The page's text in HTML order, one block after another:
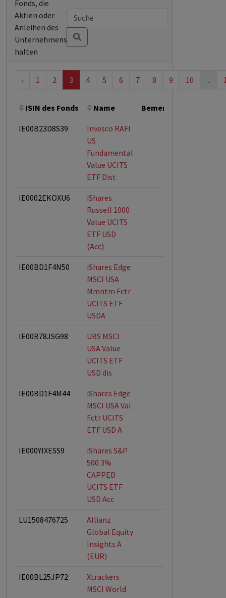
Fonds, die
Aktien oder
Anleihen des
Unternehmens
halten
‹ 1 2 3 4 5 6 7 8 9 10 ...
ISIN des Fonds Name Bemerkung
IE00B23D8S39
Invesco RAFI
US
Fundamental
Value UCITS
ETF Dist
IE0002EKOXU6
iShares
Russell 1000
Value UCITS
ETF USD
(Acc)
IE00BD1F4N50
iShares Edge
MSCI USA
Mmntm Fctr
UCITS ETF
USDA
IE00B78JSG98
UBS MSCI
USA Value
UCITS ETF
USD dis
IE00BD1F4M44
iShares Edge
MSCI USA Val
Fctr UCITS
ETF USD A
IE000YIXESS9
iShares S&P
500 3%
CAPPED
UCITS ETF
USD Acc
LU1508476725
Allianz
Global Equity
Insights A
(EUR)
IE00BL25JP72
Xtrackers
MSCI World